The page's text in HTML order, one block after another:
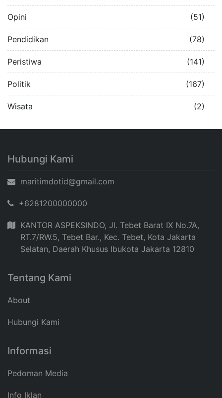
Opini (51)
Pendidikan (78)
Peristiwa (141)
Politik (167)
Wisata (2)
Hubungi Kami
maritimdotid@gmail.com
+6281200000000
KANTOR ASPEKSINDO, Jl. Tebet Barat IX No.7A,
RT.7/RW.5, Tebet Bar., Kec. Tebet, Kota Jakarta
Selatan, Daerah Khusus Ibukota Jakarta 12810
Tentang Kami
About
Hubungi Kami
Informasi
Pedoman Media
Info Iklan